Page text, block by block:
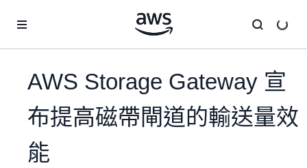
AWS Storage Gateway 宣
布提高磁帶閘道的輸送量效
能